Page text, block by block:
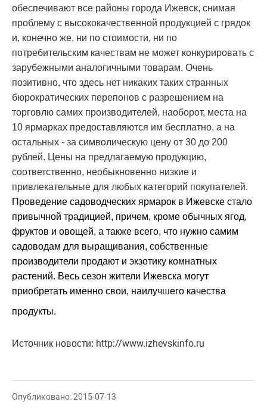
обеспечивают все районы города Ижевск, снимая
проблему с высококачественной продукцией с грядок
и, конечно же, ни по стоимости, ни по
потребительским качествам не может конкурировать с
зарубежными аналогичными товарам. Очень
позитивно, что здесь нет никаких таких странных
бюрократических перепонов с разрешением на
торговлю самих производителей, наоборот, места на
10 ярмарках предоставляются им бесплатно, а на
остальных - за символическую цену от 30 до 200
рублей. Цены на предлагаемую продукцию,
соответственно, необыкновенно низкие и
привлекательные для любых категорий покупателей.
Проведение садоводческих ярмарок в Ижевске стало
привычной традицией, причем, кроме обычных ягод,
фруктов и овощей, а также всего, что нужно самим
садоводам для выращивания, собственные
производители продают и экзотику комнатных
растений. Весь сезон жители Ижевска могут
приобретать именно свои, наилучшего качества
продукты.
Источник новости: http://www.izhevskinfo.ru
Опубликовано: 2015-07-13